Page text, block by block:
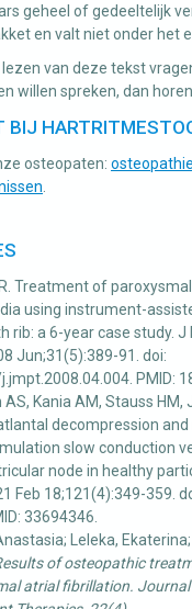
geheel of gedeeltelijk
en valt niet onder het
van deze tekst
willen spreken, dan
BIJ
osteopaten:
Treatment of
using instrument-
rib: a 6-year case study. J
Jun;31(5):389-91. doi:
PMID:
AS, Kania AM, Stauss HM,
decompression and
slow conduction
node in healthy
Feb 18;121(4):349-359.
33694346.
Leleka, Ekaterina;
of osteopathic
atrial fibrillation.